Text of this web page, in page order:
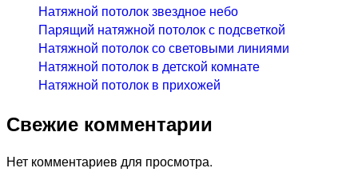
Натяжной потолок звездное небо
Парящий натяжной потолок с подсветкой
Натяжной потолок со световыми линиями
Натяжной потолок в детской комнате
Натяжной потолок в прихожей
Свежие комментарии
Нет комментариев для просмотра.